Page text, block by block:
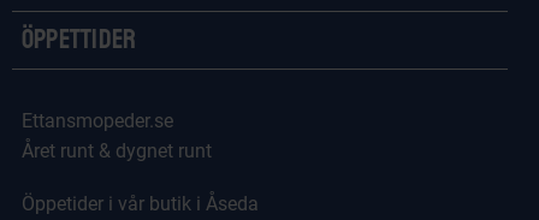
Öppettider
Ettansmopeder.se
Året runt & dygnet runt
Öppetider i vår butik i Åseda